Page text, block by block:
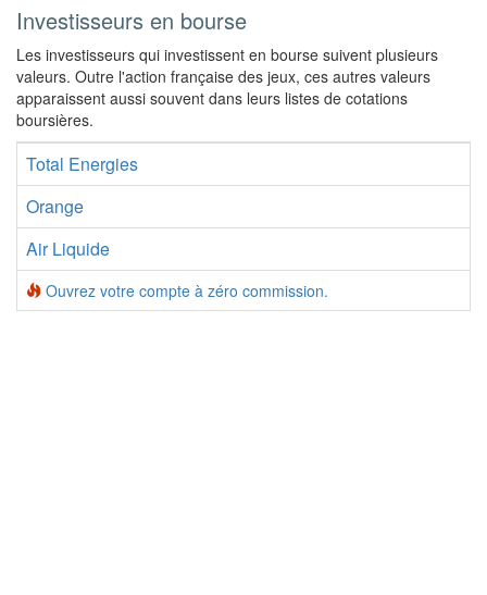
Investisseurs en bourse
Les investisseurs qui investissent en bourse suivent plusieurs
valeurs. Outre l'action française des jeux, ces autres valeurs
apparaissent aussi souvent dans leurs listes de cotations
boursières.
Total Energies
Orange
Air Liquide
Ouvrez votre compte à zéro commission.